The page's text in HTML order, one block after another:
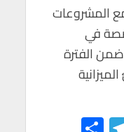
المشروعات
في
ضمن الفترة